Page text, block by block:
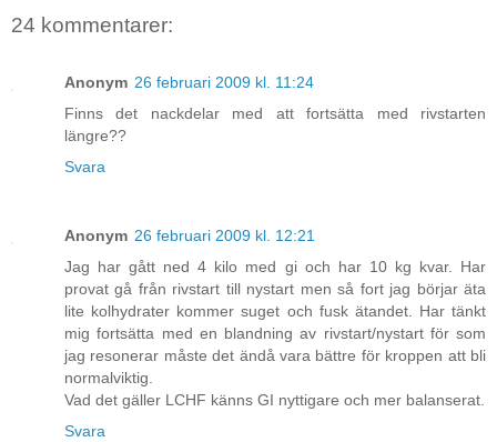
24 kommentarer:
Anonym 26 februari 2009 kl. 11:24
Finns det nackdelar med att fortsätta med rivstarten
längre??
Svara
Anonym 26 februari 2009 kl. 12:21
Jag har gått ned 4 kilo med gi och har 10 kg kvar. Har
provat gå från rivstart till nystart men så fort jag börjar äta
lite kolhydrater kommer suget och fusk ätandet. Har tänkt
mig fortsätta med en blandning av rivstart/nystart för som
jag resonerar måste det ändå vara bättre för kroppen att bli
normalviktig.
Vad det gäller LCHF känns GI nyttigare och mer balanserat.
Svara